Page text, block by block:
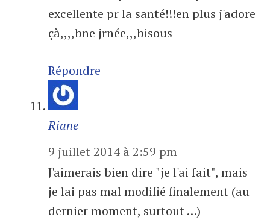
excellente pr la santé!!!en plus j'adore
çà,,,,bne jrnée,,,bisous
Répondre
Riane
9 juillet 2014 à 2:59 pm
J'aimerais bien dire "je l'ai fait", mais
je lai pas mal modifié finalement (au
dernier moment, surtout …)